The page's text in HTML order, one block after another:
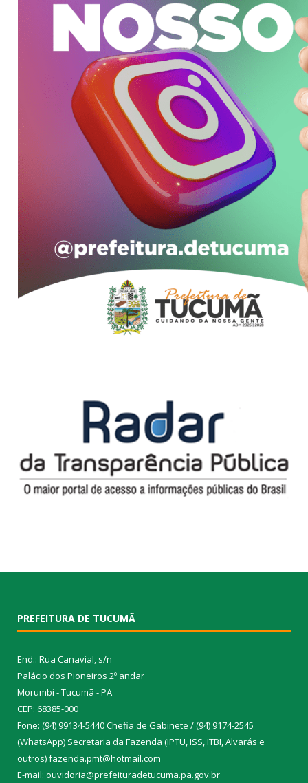
PREFEITURA DE TUCUMÃ
End.: Rua Canavial, s/n
Palácio dos Pioneiros 2º andar
Morumbi - Tucumã - PA
CEP: 68385-000
Fone: (94) 99134-5440 Chefia de Gabinete / (94) 9174-2545
(WhatsApp) Secretaria da Fazenda (IPTU, ISS, ITBI, Alvarás e
outros) fazenda.pmt@hotmail.com
E-mail: ouvidoria@prefeituradetucuma.pa.gov.br